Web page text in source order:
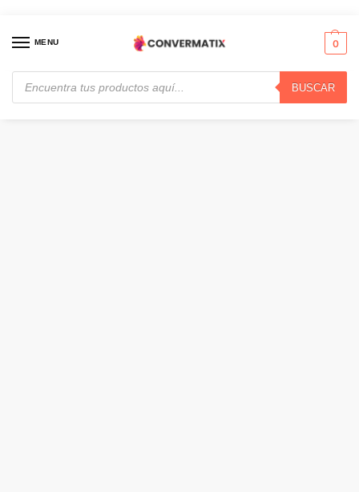
MENU
BUSCAR
0
Inicio / Audio y Video / Accesorios Logitech Rally Mic Pod Hub, Hub de micrófono para Logitech Rally · 939-001647